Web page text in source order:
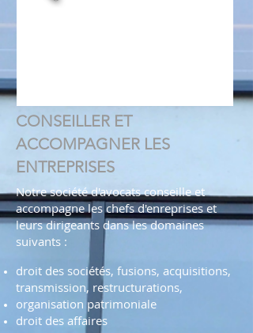
CONSEILLER ET
ACCOMPAGNER LES
ENTREPRISES
Notre société d'avocats conseille et
accompagne les chefs d'enreprises et
leurs dirigeants dans les domaines
suivants :
droit des sociétés, fusions, acquisitions,
transmission, restructurations,
organisation patrimoniale
droit des affaires